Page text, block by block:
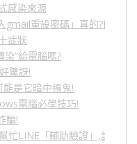
感染來源
gmail重設密碼」真的?假的?5
症狀
染”給電腦嗎?
驚訝!
是它暗中搞鬼!
電腦必學技巧!
騙!
忙LINE「輔助驗證」,詐騙